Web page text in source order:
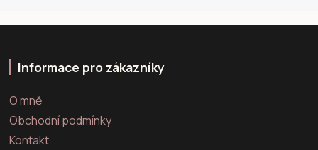
Informace pro zákazníky
O mně
Obchodní podmínky
Kontakt